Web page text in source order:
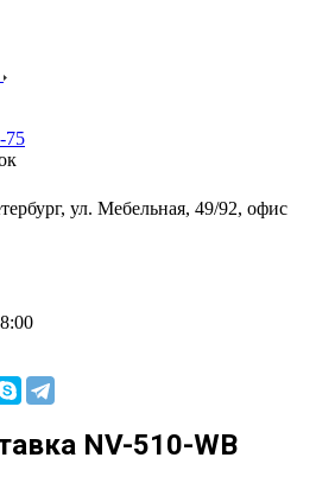
75
ул. Мебельная, 49/92, офис
NV-510-WB